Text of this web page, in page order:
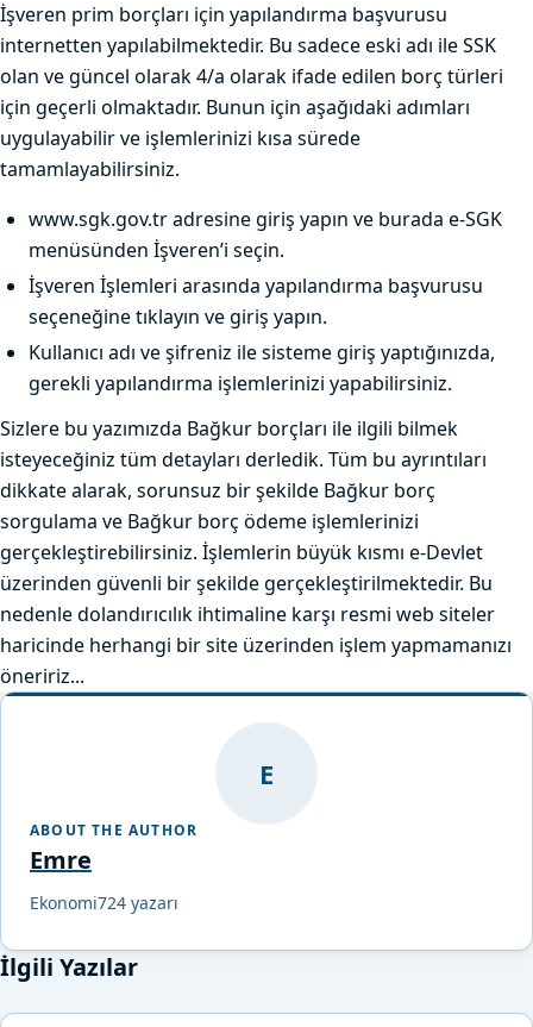
İşveren prim borçları için yapılandırma başvurusu
internetten yapılabilmektedir. Bu sadece eski adı ile SSK
olan ve güncel olarak 4/a olarak ifade edilen borç türleri
için geçerli olmaktadır. Bunun için aşağıdaki adımları
uygulayabilir ve işlemlerinizi kısa sürede
tamamlayabilirsiniz.
www.sgk.gov.tr adresine giriş yapın ve burada e-SGK
menüsünden İşveren’i seçin.
İşveren İşlemleri arasında yapılandırma başvurusu
seçeneğine tıklayın ve giriş yapın.
Kullanıcı adı ve şifreniz ile sisteme giriş yaptığınızda,
gerekli yapılandırma işlemlerinizi yapabilirsiniz.
Sizlere bu yazımızda Bağkur borçları ile ilgili bilmek
isteyeceğiniz tüm detayları derledik. Tüm bu ayrıntıları
dikkate alarak, sorunsuz bir şekilde Bağkur borç
sorgulama ve Bağkur borç ödeme işlemlerinizi
gerçekleştirebilirsiniz. İşlemlerin büyük kısmı e-Devlet
üzerinden güvenli bir şekilde gerçekleştirilmektedir. Bu
nedenle dolandırıcılık ihtimaline karşı resmi web siteler
haricinde herhangi bir site üzerinden işlem yapmamanızı
öneririz...
E
ABOUT THE AUTHOR
Emre
Ekonomi724 yazarı
İlgili Yazılar